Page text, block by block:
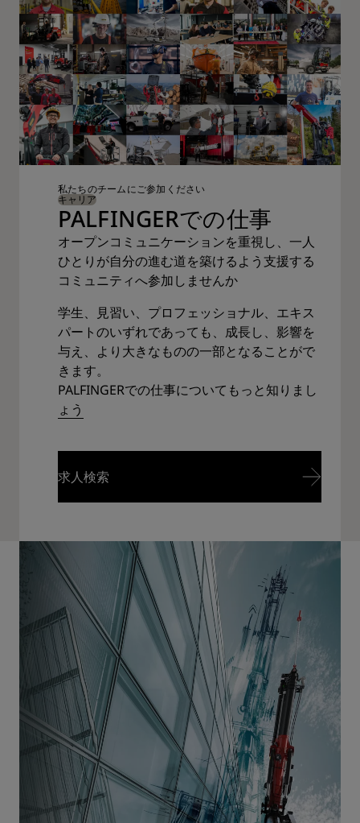
PALFINGERでの仕事
私たちのチームにご参加ください
キャリア
オープンコミュニケーションを重視し、一人
ひとりが自分の進む道を築けるよう支援する
コミュニティへ参加しませんか
学生、見習い、プロフェッショナル、エキス
パートのいずれであっても、成長し、影響を
与え、より大きなものの一部となることがで
きます。
PALFINGERでの仕事についてもっと知りまし
ょう
求人検索